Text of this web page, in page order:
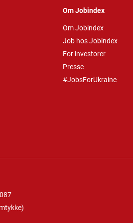
Om Jobindex
Om Jobindex
Job hos Jobindex
For investorer
Presse
#JobsForUkraine
)